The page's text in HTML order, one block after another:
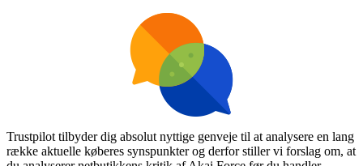
Trustpilot tilbyder dig absolut nyttige genveje til at analysere en lang
række aktuelle køberes synspunkter og derfor stiller vi forslag om, at